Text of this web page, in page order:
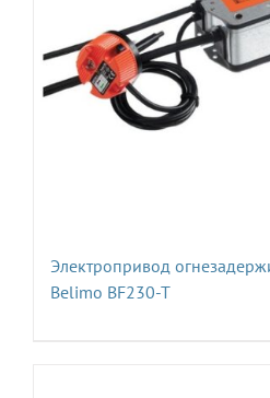
Электропривод
Belimo BF230-T